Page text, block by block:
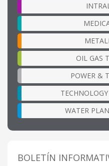
OIL GAS
POWER &
WATER
BOLETÍN